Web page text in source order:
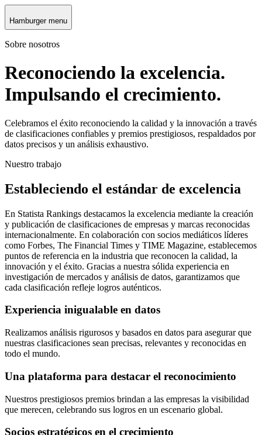
Hamburger menu
Sobre nosotros
Reconociendo la excelencia.
Impulsando el crecimiento.
Celebramos el éxito reconociendo la calidad y la innovación a través
de clasificaciones confiables y premios prestigiosos, respaldados por
datos precisos y un análisis exhaustivo.
Nuestro trabajo
Estableciendo el estándar de excelencia
En Statista Rankings destacamos la excelencia mediante la creación
y publicación de clasificaciones de empresas y marcas reconocidas
internacionalmente. En colaboración con socios mediáticos líderes
como Forbes, The Financial Times y TIME Magazine, establecemos
puntos de referencia en la industria que reconocen la calidad, la
innovación y el éxito. Gracias a nuestra sólida experiencia en
investigación de mercados y análisis de datos, garantizamos que
cada clasificación refleje logros auténticos.
Experiencia inigualable en datos
Realizamos análisis rigurosos y basados en datos para asegurar que
nuestras clasificaciones sean precisas, relevantes y reconocidas en
todo el mundo.
Una plataforma para destacar el reconocimiento
Nuestros prestigiosos premios brindan a las empresas la visibilidad
que merecen, celebrando sus logros en un escenario global.
Socios estratégicos en el crecimiento